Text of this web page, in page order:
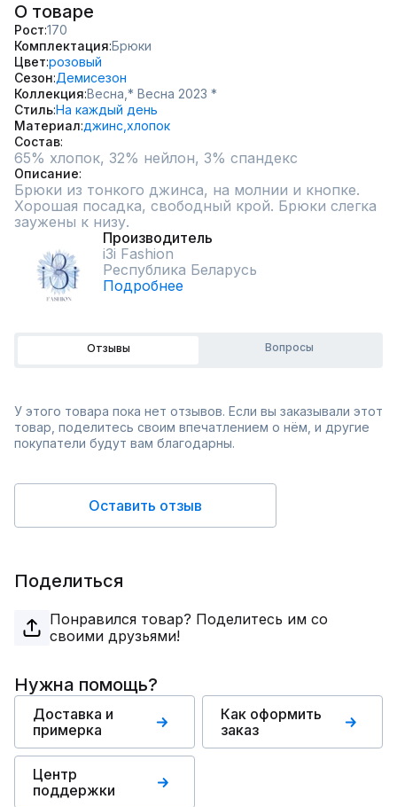
О товаре
Рост 170
Комплектация Брюки
Цвет розовый
Сезон Демисезон
Коллекция Весна, * Весна 2023 *
СтильНа каждый день
Материал джинс, хлопок
Состав
65% хлопок, 32% нейлон, 3% спандекс
Описание
Брюки из тонкого джинса, на молнии и кнопке.
Хорошая посадка, свободный крой. Брюки слегка
заужены к низу.
Производитель
i3i Fashion
Республика Беларусь
Подробнее
Отзывы Вопросы
У этого товара пока нет отзывов. Если вы заказывали этот
товар, поделитесь своим впечатлением о нём, и другие
покупатели будут вам благодарны.
Оставить отзыв
Поделиться
Понравился товар? Поделитесь им со
своими друзьями!
Нужна помощь?
Доставка и
примерка
Как оформить
заказ
Центр
поддержки